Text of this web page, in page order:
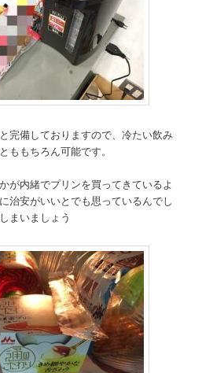
完備しておりますので、冷たい飲み
ももちろん可能です。
が内緒でプリンを買ってきているよ
治安がいいとでも思っているんでし
まいましょう